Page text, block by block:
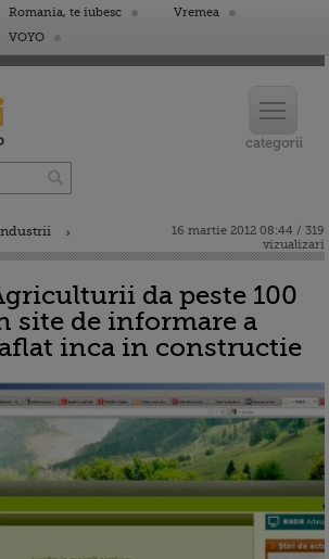
Romania, te iubesc
Vremea
VOYO
16 martie 2012 08:44 / 319
vizualizari
da peste 100
site de informare a
inca in constructie